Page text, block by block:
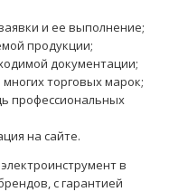
и ее выполнение;
продукции;
документации;
торговых марок;
профессиональных
на сайте.
в
с гарантией